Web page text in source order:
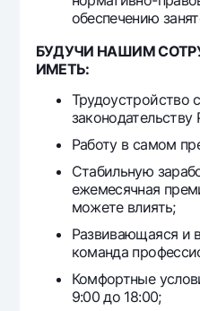
обеспечению
БУДУЧИ НАШИМ
ИМЕТЬ:
Трудоустройство
законодательству
Работу в самом
Стабильную
ежемесячная
можете влиять;
Развивающаяся и
команда
Комфортные
9:00 до 18:00;